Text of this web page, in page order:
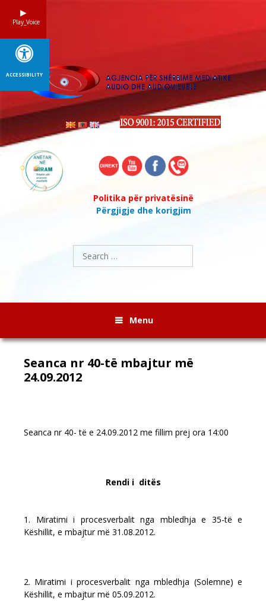
Politika për privatësinë
Përgjigje dhe korigjim
Search
for:
Menu
Seanca nr 40-të mbajtur më
24.09.2012
Seanca nr 40- të e 24.09.2012 me fillim prej ora 14:00
Rendi i ditës
1. Miratimi i procesverbalit nga mbledhja e 35-të e
Këshillit, e mbajtur më 31.08.2012.
2. Miratimi i procesverbalit nga mbledhja (Solemne) e
Këshillit, e mbajtur më 05.09.2012.
Play_Voice
ACCESSIBILITY